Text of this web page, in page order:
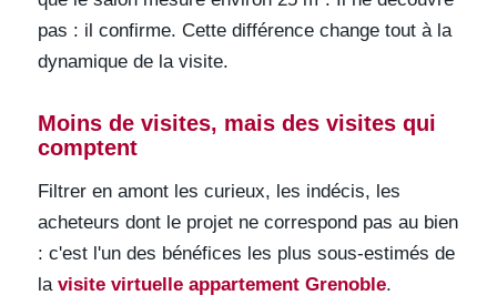
pas : il confirme. Cette différence change tout à la
dynamique de la visite.
Moins de visites, mais des visites qui
comptent
Filtrer en amont les curieux, les indécis, les
acheteurs dont le projet ne correspond pas au bien
: c'est l'un des bénéfices les plus sous-estimés de
la visite virtuelle appartement Grenoble.